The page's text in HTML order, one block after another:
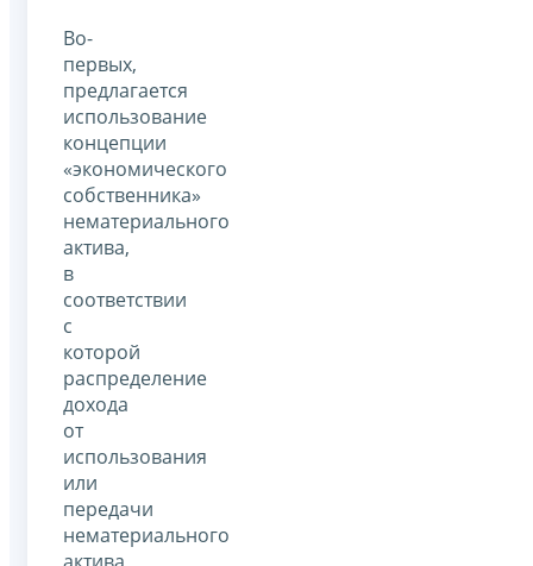
Во-
первых,
предлагается
использование
концепции
«экономического
собственника»
нематериального
актива,
в
соответствии
с
которой
распределение
дохода
от
использования
или
передачи
нематериального